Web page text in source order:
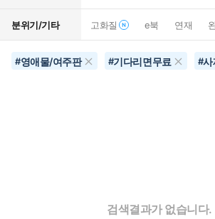
분위기/기타 고화질 e북 연재
#영애물/여주판 #기다리면무료 #사
검색결과가 없습니다.